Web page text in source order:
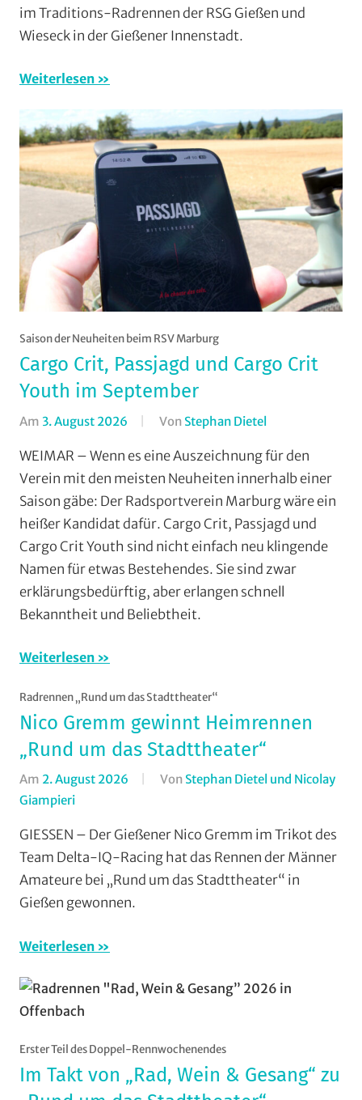
Multimedia,
Orte,
Wieseck,
Rundstrecke,
Strasse,
Vereine
im Traditions-Radrennen der RSG Gießen und
Wieseck in der Gießener Innenstadt.
Weiterlesen
Saison der Neuheiten beim RSV Marburg
Cargo Crit, Passjagd und Cargo Crit
Youth im September
Am 3. August 2026 Von Stephan Dietel
-
Top
News,
Formate,
Jedermann
RSV
Marburg
Wochenende
WEIMAR – Wenn es eine Auszeichnung für den
Verein mit den meisten Neuheiten innerhalb einer
Saison gäbe: Der Radsportverein Marburg wäre ein
heißer Kandidat dafür. Cargo Crit, Passjagd und
Cargo Crit Youth sind nicht einfach neu klingende
Namen für etwas Bestehendes. Sie sind zwar
erklärungsbedürftig, aber erlangen schnell
Bekanntheit und Beliebtheit.
Weiterlesen
Radrennen „Rund um das Stadttheater“
Nico Gremm gewinnt Heimrennen
„Rund um das Stadttheater“
Am 2. August 2026 Von Stephan Dietel und Nicolay
Giampieri
Top
News ,
Gießen,
Orte,
Gießen
und
Rundstrecke,
Strasse,
Vereine
GIESSEN – Der Gießener Nico Gremm im Trikot des
Team Delta-IQ-Racing hat das Rennen der Männer
Amateure bei „Rund um das Stadttheater“ in
Gießen gewonnen.
Weiterlesen
Erster Teil des Doppel-Rennwochenendes
Im Takt von „Rad, Wein & Gesang“ zu